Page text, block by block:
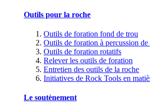
Outils pour la roche
Outils de foration fond de trou
Outils de foration à percussion de
Outils de foration rotatifs
Relever les outils de foration
Entretien des outils de la roche
Initiatives de Rock Tools en
Le soutènement